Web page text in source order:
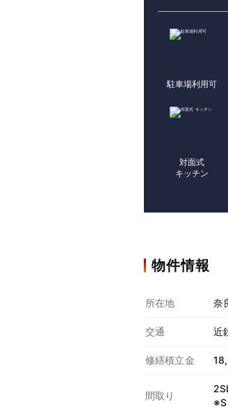
駐車場利用可
対面式
キッチン
物件情報
所在地 奈
交通 近
修繕積立金
間取り